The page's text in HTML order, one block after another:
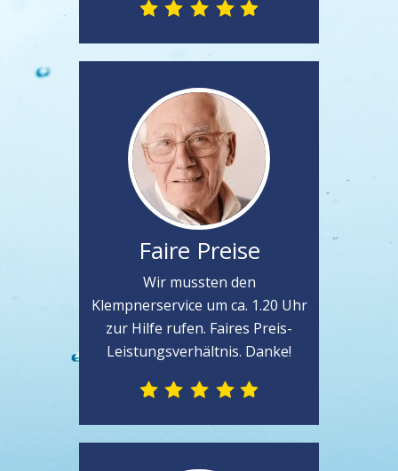
Faire Preise
Wir mussten den
Klempnerservice um ca. 1.20 Uhr
zur Hilfe rufen. Faires Preis-
Leistungsverhältnis. Danke!